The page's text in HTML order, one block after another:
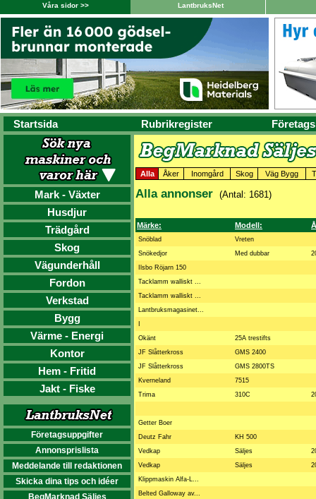
Våra sidor >> LantbruksNet
Startsida Rubrikregister
Mark - Växter
Husdjur
Trädgård
Skog
Vägunderhåll
Fordon
Verkstad
Bygg
Värme - Energi
Kontor
Hem - Fritid
Jakt - Fiske
Företagsuppgifter
Annonsprislista
Meddelande till redaktionen
Skicka dina tips och idéer
BegMarknad Säljes
Alla Åker Inomgård Skog Väg Bygg
Alla annonser (Antal: 1681)
Märke: Modell:
Snöblad
Vreten
Snökedjor
Med dubbar
Ilsbo Röjarn 150
Tacklamm walliskt ...
Tacklamm walliskt ...
Lantbruksmagasinet...
Okänt
25A trestifts
JF Slåtterkross
GMS 2400
JF Slåtterkross
GMS 2800TS
Kverneland
7515
Trima
310C
Getter Boer
Deutz Fahr
KH 500
Vedkap
Säljes
Vedkap
Säljes
Klippmaskin Alfa-L...
Belted Galloway av...